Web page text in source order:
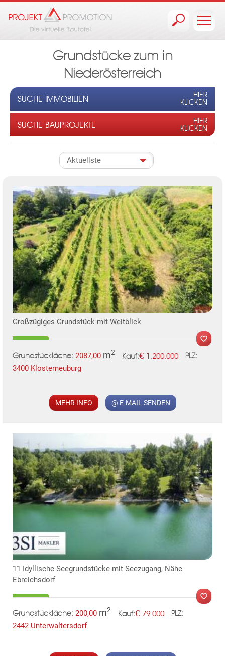
Grundstücke zum in
Niederösterreich
SUCHE IMMOBILIEN
HIER
KLICKEN
SUCHE BAUPROJEKTE
HIER
KLICKEN
Großzügiges Grundstück mit Weitblick
Grundstückläche: 2087,00 m2 Kauf:€ 1.200.000 PLZ:
3400 Klosterneuburg
MEHR INFO @ E-MAIL SENDEN
11 Idyllische Seegrundstücke mit Seezugang, Nähe
Ebreichsdorf
Grundstückläche: 200,00 m2 Kauf:€ 79.000 PLZ:
2442 Unterwaltersdorf